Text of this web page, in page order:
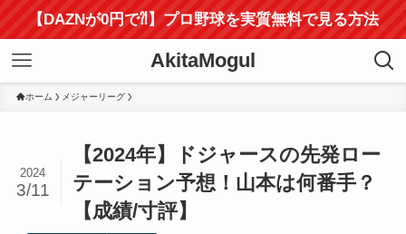
【DAZNが0円で⁈】プロ野球を実質無料で見る方法
AkitaMogul
ホーム メジャーリーグ
【2024年】ドジャースの先発ロー
テーション予想！山本は何番手？
【成績/寸評】
2024
3/11